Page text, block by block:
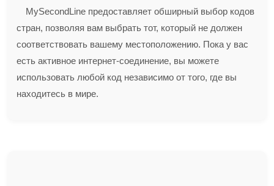
MySecondLine предоставляет обширный выбор кодов
стран, позволяя вам выбрать тот, который не должен
соответствовать вашему местоположению. Пока у вас
есть активное интернет-соединение, вы можете
использовать любой код независимо от того, где вы
находитесь в мире.